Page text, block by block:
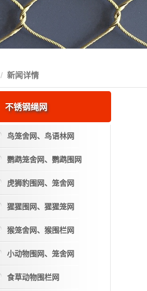
新闻详情
不锈钢绳网
鸟笼舍网、鸟语林网
鹦鹉笼舍网、鹦鹉围网
虎狮豹围网、笼舍网
猩猩围网、猩猩笼网
猴笼舍网、猴围栏网
小动物围网、笼舍网
食草动物围栏网